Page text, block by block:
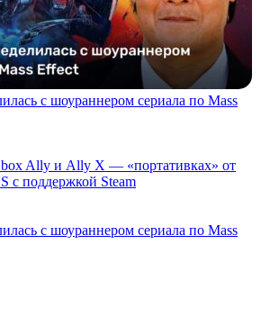
с шоураннером сериала по Mass
Ally и Ally X — «портативках» от
с поддержкой Steam
с шоураннером сериала по Mass